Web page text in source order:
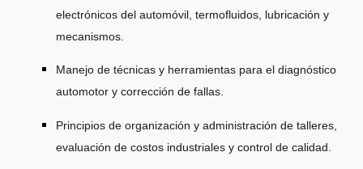
electrónicos del automóvil, termofluidos, lubricación y
mecanismos.
Manejo de técnicas y herramientas para el diagnóstico
automotor y corrección de fallas.
Principios de organización y administración de talleres,
evaluación de costos industriales y control de calidad.